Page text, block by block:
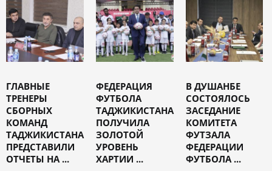
ГЛАВНЫЕ
ТРЕНЕРЫ
СБОРНЫХ
КОМАНД
ТАДЖИКИСТАНА
ПРЕДСТАВИЛИ
ОТЧЕТЫ НА ...
ФЕДЕРАЦИЯ
ФУТБОЛА
ТАДЖИКИСТАНА
ПОЛУЧИЛА
ЗОЛОТОЙ
УРОВЕНЬ
ХАРТИИ ...
В ДУШАНБЕ
СОСТОЯЛОСЬ
ЗАСЕДАНИЕ
КОМИТЕТА
ФУТЗАЛА
ФЕДЕРАЦИИ
ФУТБОЛА ...